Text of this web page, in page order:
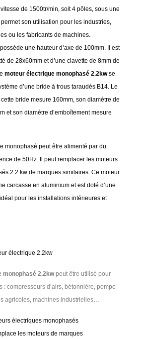
de 1500tr/min, soit 4 pôles, sous une
son utilisation pour les industries,
ou les fabricants de machines.
une hauteur d’axe de 100mm. Il est
de 28x60mm et d’une clavette de 8mm de
moteur électrique monophasé 2.2kwse
d’une bride à trous taraudés B14. Le
bride mesure 160mm, son diamètre de
et son diamètre d’emboîtement mesure
monophasé peut être alimenté par du
de 50Hz. Il peut remplacer les moteurs
2.2 kw de marques similaires. Ce moteur
carcasse en aluminium et est doté d’une
pour les installations intérieures et
électrique 2.2kw
monophasé 2.2kwpeut être utilisé pour
: compresseurs d’airs, bétonnière, pompe
agricoles, machines industrielles…
électriques monophasés
les moteurs de marques